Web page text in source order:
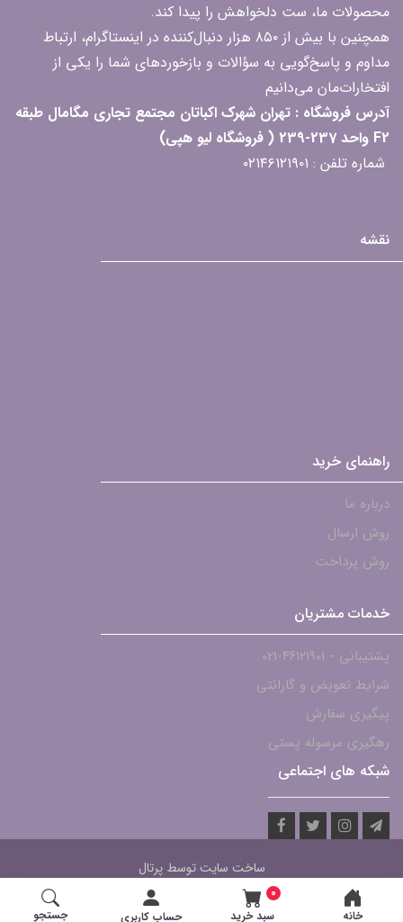
خانه
0
سبد خرید
حساب کاربری جستجو
محصولات ما، ست دلخواهش را پیدا کند.
همچنین با بیش از ۸۵۰ هزار دنبال‌کننده در اینستاگرام، ارتباط
مداوم و پاسخ‌گویی به سؤالات و بازخوردهای شما را یکی از
افتخارات‌مان می‌دانیم
آدرس فروشگاه : تهران شهرک اکباتان مجتمع تجاری مگامال طبقه
F2 واحد 237-239 ( فروشگاه لیو هپی)
شماره تلفن : ۰۲۱۴۶۱۲۱۹۰۱
نقشه
راهنمای خرید
درباره ما
روش ارسال
روش پرداخت
خدمات مشتریان
پشتیبانی - ۴۶۱۲۱۹۰۱-021
شرایط تعویض و گارانتی
پیگیری سفارش
رهگیری مرسوله پستی
شبکه های اجتماعی
ساخت سایت توسطپرتال